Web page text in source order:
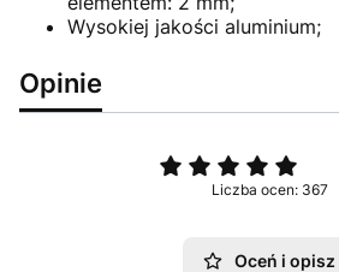
Wysokiej jakości aluminium;
Opinie
Liczba ocen: 367
Oceń i opisz